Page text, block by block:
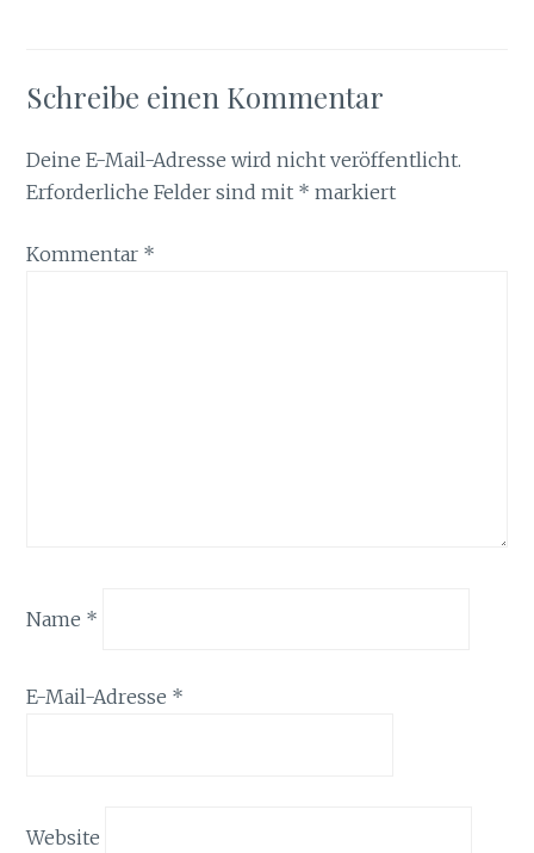
Schreibe einen Kommentar
Deine E-Mail-Adresse wird nicht veröffentlicht.
Erforderliche Felder sind mit * markiert
Kommentar *
Name *
E-Mail-Adresse *
Website